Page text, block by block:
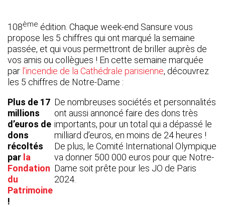
108ème édition. Chaque week-end Sansure vous
propose les 5 chiffres qui ont marqué la semaine
passée, et qui vous permettront de briller auprès de
vos amis ou collègues ! En cette semaine marquée
par l’incendie de la Cathédrale parisienne, découvrez
les 5 chiffres de Notre-Dame :
Plus de 17
millions
d’euros de
dons
récoltés
par la
Fondation
du
Patrimoine
!
De nombreuses sociétés et personnalités
ont aussi annoncé faire des dons très
importants, pour un total qui a dépassé le
milliard d’euros, en moins de 24 heures !
De plus, le Comité International Olympique
va donner 500 000 euros pour que Notre-
Dame soit prête pour les JO de Paris
2024.